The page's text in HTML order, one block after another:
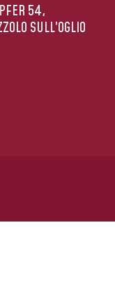
54,
SULL’OGLIO